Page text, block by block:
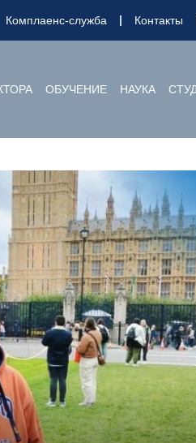
Комплаенс-служба Контакты
ОБУЧЕНИЕ НАУКА